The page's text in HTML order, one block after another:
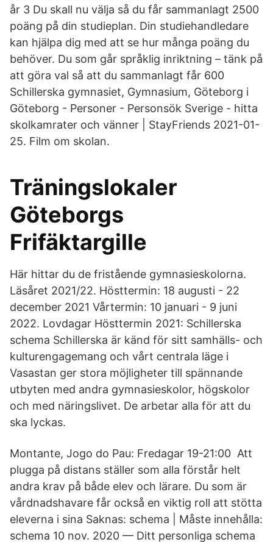
år 3 Du skall nu välja så du får sammanlagt 2500
poäng på din studieplan. Din studiehandledare
kan hjälpa dig med att se hur många poäng du
behöver. Du som går språklig inriktning – tänk på
att göra val så att du sammanlagt får 600
Schillerska gymnasiet, Gymnasium, Göteborg i
Göteborg - Personer - Personsök Sverige - hitta
skolkamrater och vänner | StayFriends 2021-01-
25. Film om skolan.
Träningslokaler
Göteborgs
Frifäktargille
Här hittar du de fristående gymnasieskolorna.
Läsåret 2021/22. Hösttermin: 18 augusti - 22
december 2021 Vårtermin: 10 januari - 9 juni
2022. Lovdagar Hösttermin 2021: Schillerska
schema Schillerska är känd för sitt samhälls- och
kulturengagemang och vårt centrala läge i
Vasastan ger stora möjligheter till spännande
utbyten med andra gymnasieskolor, högskolor
och med näringslivet. De arbetar alla för att du
ska lyckas.
Montante, Jogo do Pau: Fredagar 19-21:00 Att
plugga på distans ställer som alla förstår helt
andra krav på både elev och lärare. Du som är
vårdnadshavare får också en viktig roll att stötta
eleverna i sina​ Saknas: schema ‎| Måste innehålla:
schema 10 nov. 2020 — Ditt personliga schema